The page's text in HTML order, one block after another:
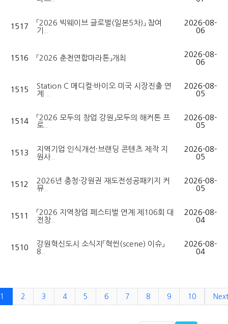
1517
「2026 빅웨이브 글로벌(일본5차)」 참여
기..
2026-08-
06
1516 「2026 춘천연합마라톤」개최
2026-08-
06
1515
Station C 메디컬·바이오 미국 시장진출 연
계 ..
2026-08-
05
1514
「2026 모두의 창업 강원」모두의 해커톤 프
로..
2026-08-
05
1513
지역기업 인식개선·브랜딩 콘텐츠 제작 지
원사..
2026-08-
05
1512
2026년 충청·강원권 재도전성공패키지 커
뮤..
2026-08-
05
1511
「2026 지역창업 페스티벌 연계 제106회 대
전창..
2026-08-
04
1510
강원혁신도시 소식지「혁씬(scene) 이슈」
8..
2026-08-
04
1 2 3 4 5 6 7 8 9 10 Next